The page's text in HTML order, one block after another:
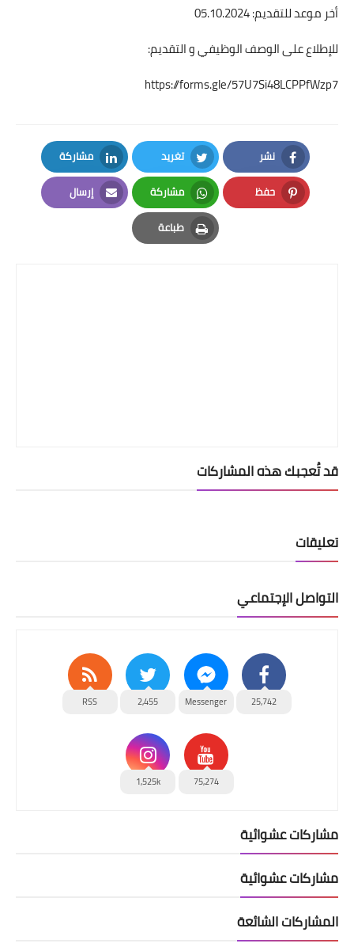
أخر موعد للتقديم: 05.10.2024
للإطلاع على الوصف الوظيفي و التقديم:
https://forms.gle/57U7Si48LCPPfWzp7
نشر
Facebook
تغريد
Twitter
مشاركة
LinkedIn
حفظ
Pinterest
مشاركة
Whatsapp
إرسال
Email
طباعة
Print
قد تُعجبك هذه المشاركات
تعليقات
التواصل الإجتماعي
25,742
Messenger
2,455
RSS
75,274
1,525k
مشاركات عشوائية
مشاركات عشوائية
المشاركات الشائعة